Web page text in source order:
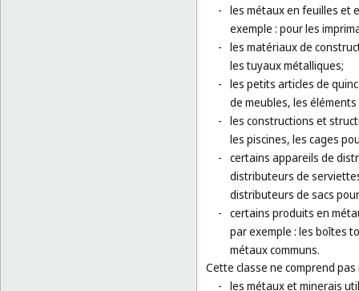
- les métaux en feuilles et
exemple : pour les
- les matériaux de
les tuyaux métalliques;
- les petits articles de
de meubles, les
- les constructions et
les piscines, les cages
- certains appareils de
distributeurs de
distributeurs de sacs
- certains produits en
par exemple : les boîtes
métaux communs.
Cette classe ne comprend
- les métaux et minerais